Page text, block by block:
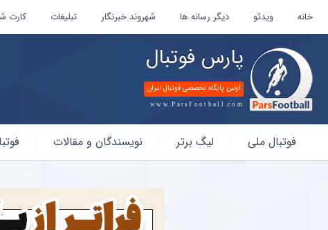
خانه ویدئو دیگر رسانه ها شهروند خبرنگار تبلیغات کارت
پارس فوتبال
اولین پایگاه تخصصی فوتبال ایران
www.ParsFootball.com
فوتبال
فوتبال ملی لیگ برتر نویسندگان و مقالات